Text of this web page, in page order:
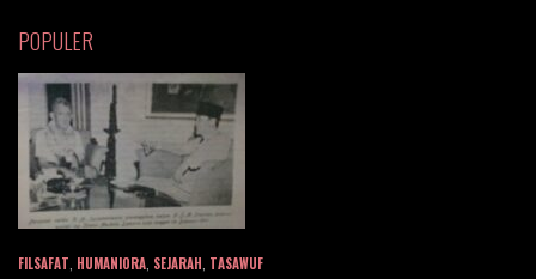
POPULER
FILSAFAT, HUMANIORA, SEJARAH, TASAWUF